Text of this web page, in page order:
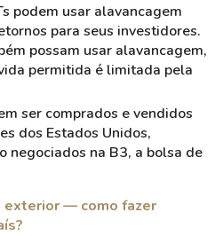
podem usar alavancagem
para seus investidores.
possam usar alavancagem,
permitida é limitada pela
ser comprados e vendidos
dos Estados Unidos,
negociados na B3, a bolsa de
exterior— como fazer